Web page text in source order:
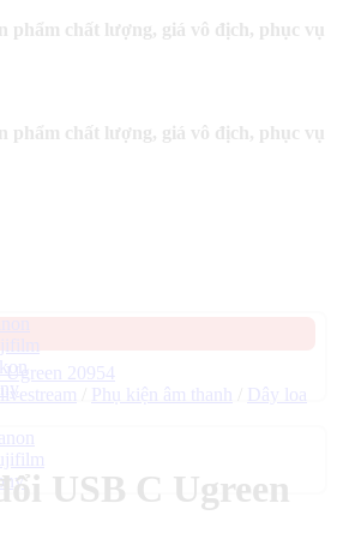
phẩm chất lượng, giá vô địch, phục vụ
phẩm chất lượng, giá vô địch, phục vụ
Phụ kiện âm thanh
Dây loa
USB C Ugreen